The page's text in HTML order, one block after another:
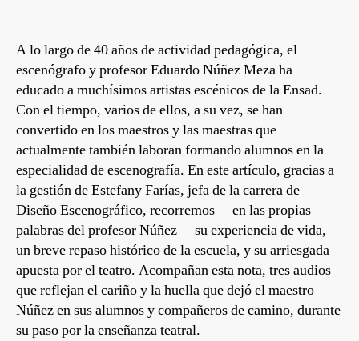
A lo largo de 40 años de actividad pedagógica, el
escenógrafo y profesor Eduardo Núñez Meza ha
educado a muchísimos artistas escénicos de la Ensad.
Con el tiempo, varios de ellos, a su vez, se han
convertido en los maestros y las maestras que
actualmente también laboran formando alumnos en la
especialidad de escenografía. En este artículo, gracias a
la gestión de Estefany Farías, jefa de la carrera de
Diseño Escenográfico, recorremos —en las propias
palabras del profesor Núñez— su experiencia de vida,
un breve repaso histórico de la escuela, y su arriesgada
apuesta por el teatro. Acompañan esta nota, tres audios
que reflejan el cariño y la huella que dejó el maestro
Núñez en sus alumnos y compañeros de camino, durante
su paso por la enseñanza teatral.